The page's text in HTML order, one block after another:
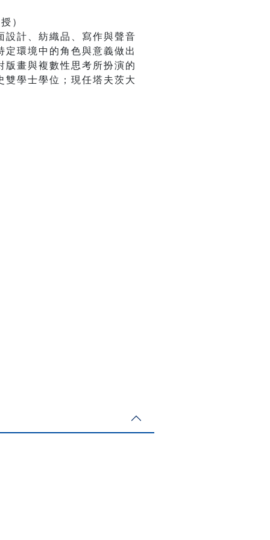
）
設計、紡織品、寫作與聲音
環境中的角色與意義做出
畫與複數性思考所扮演的
學士學位；現任塔夫茨大